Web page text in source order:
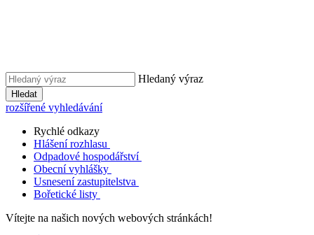
Hledaný výraz
Hledat
rozšířené vyhledávání
Rychlé odkazy
Hlášení rozhlasu
Odpadové hospodářství
Obecní vyhlášky
Usnesení zastupitelstva
Bořetické listy
Vítejte na našich nových webových stránkách!